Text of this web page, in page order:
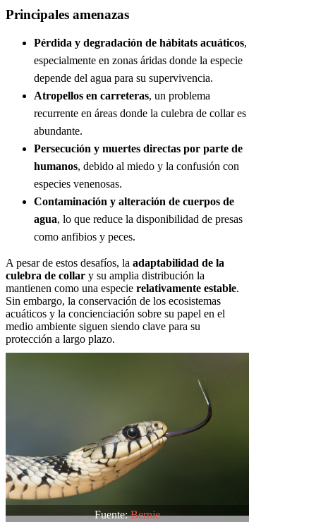
Principales amenazas
Pérdida y degradación de hábitats acuáticos,
especialmente en zonas áridas donde la especie
depende del agua para su supervivencia.
Atropellos en carreteras, un problema
recurrente en áreas donde la culebra de collar es
abundante.
Persecución y muertes directas por parte de
humanos, debido al miedo y la confusión con
especies venenosas.
Contaminación y alteración de cuerpos de
agua, lo que reduce la disponibilidad de presas
como anfibios y peces.
A pesar de estos desafíos, la adaptabilidad de la
culebra de collar y su amplia distribución la
mantienen como una especie relativamente estable.
Sin embargo, la conservación de los ecosistemas
acuáticos y la concienciación sobre su papel en el
medio ambiente siguen siendo clave para su
protección a largo plazo.
Fuente:Bernie